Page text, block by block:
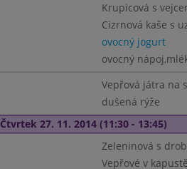
Krupicová s
Cizrnová kaše s
ovocný jogurt
ovocný
Vepřová játra na
dušená rýže
Čtvrtek 27. 11. 2014 (11:30 - 13:45)
Zeleninová s
Vepřové v